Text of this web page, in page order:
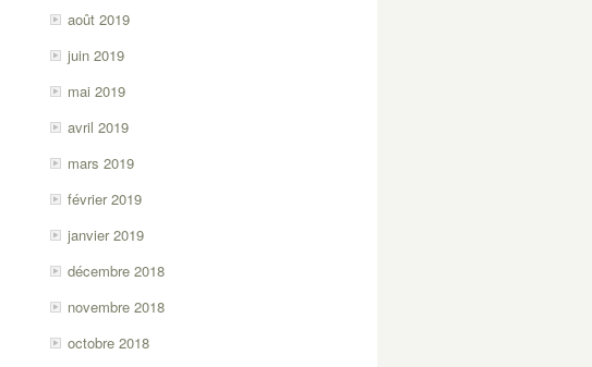
août 2019
juin 2019
mai 2019
avril 2019
mars 2019
février 2019
janvier 2019
décembre 2018
novembre 2018
octobre 2018